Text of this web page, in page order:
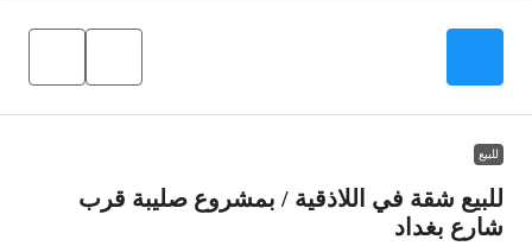
للبيع
للبيع شقة في اللاذقية / بمشروع صليبة قرب
شارع بغداد